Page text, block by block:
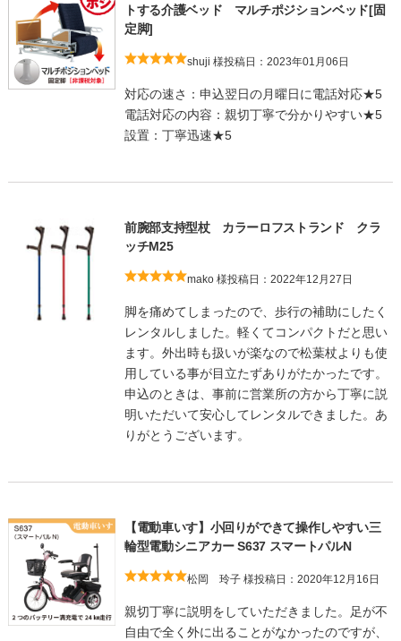
トする介護ベッド マルチポジションベッド[固
定脚]
shuji 様投稿日：2023年01月06日
対応の速さ：申込翌日の月曜日に電話対応★5
電話対応の内容：親切丁寧で分かりやすい★5
設置：丁寧迅速★5
前腕部支持型杖 カラーロフストランド クラ
ッチM25
mako 様投稿日：2022年12月27日
脚を痛めてしまったので、歩行の補助にしたく
レンタルしました。軽くてコンパクトだと思い
ます。外出時も扱いが楽なので松葉杖よりも使
用している事が目立たずありがたかったです。
申込のときは、事前に営業所の方から丁寧に説
明いただいて安心してレンタルできました。あ
りがとうございます。
【電動車いす】小回りができて操作しやすい三
輪型電動シニアカー S637 スマートパルN
松岡 玲子 様投稿日：2020年12月16日
親切丁寧に説明をしていただきました。足が不
自由で全く外に出ることがなかったのですが、